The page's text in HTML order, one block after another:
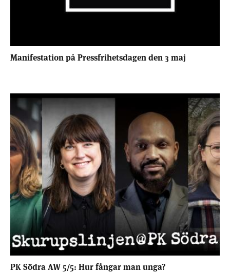
Manifestation på Pressfrihetsdagen den 3 maj
PK Södra AW 5/5: Hur fångar man unga?